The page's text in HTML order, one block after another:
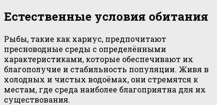
Естественные условия обитания
Рыбы, такие как хариус, предпочитают
пресноводные среды с определёнными
характеристиками, которые обеспечивают их
благополучие и стабильность популяции. Живя в
холодных и чистых водоёмах, они стремятся к
местам, где среда наиболее благоприятна для их
существования.